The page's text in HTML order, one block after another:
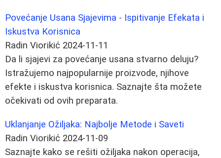
Povećanje Usana Sjajevima - Ispitivanje Efekata i
Iskustva Korisnica
Radin Viorikić 2024-11-11
Da li sjajevi za povećanje usana stvarno deluju?
Istražujemo najpopularnije proizvode, njihove
efekte i iskustva korisnica. Saznajte šta možete
očekivati od ovih preparata.
Uklanjanje Ožiljaka: Najbolje Metode i Saveti
Radin Viorikić 2024-11-09
Saznajte kako se rešiti ožiljaka nakon operacija,